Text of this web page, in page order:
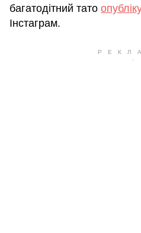
багатодітний тато
Інстаграм.